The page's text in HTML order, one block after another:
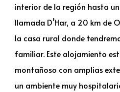
interior de la región hasta
llamada D’Har, a 20 km de
la casa rural donde
familiar. Este alojamiento
montañoso con amplias
un ambiente muy